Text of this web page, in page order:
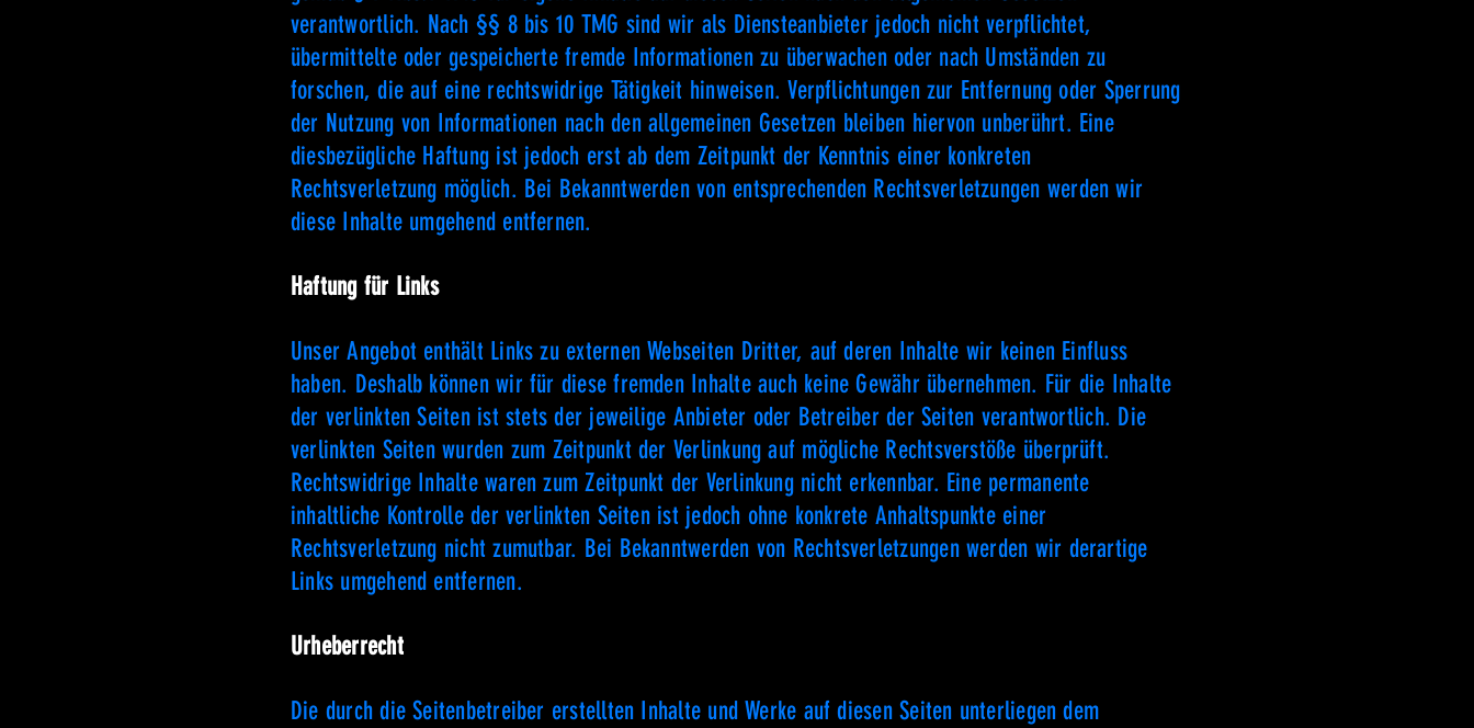
verantwortlich. Nach §§ 8 bis 10 TMG sind wir als Diensteanbieter jedoch nicht verpflichtet,
übermittelte oder gespeicherte fremde Informationen zu überwachen oder nach Umständen zu
forschen, die auf eine rechtswidrige Tätigkeit hinweisen. Verpflichtungen zur Entfernung oder Sperrung
der Nutzung von Informationen nach den allgemeinen Gesetzen bleiben hiervon unberührt. Eine
diesbezügliche Haftung ist jedoch erst ab dem Zeitpunkt der Kenntnis einer konkreten
Rechtsverletzung möglich. Bei Bekanntwerden von entsprechenden Rechtsverletzungen werden wir
diese Inhalte umgehend entfernen.
Haftung für Links
Unser Angebot enthält Links zu externen Webseiten Dritter, auf deren Inhalte wir keinen Einfluss
haben. Deshalb können wir für diese fremden Inhalte auch keine Gewähr übernehmen. Für die Inhalte
der verlinkten Seiten ist stets der jeweilige Anbieter oder Betreiber der Seiten verantwortlich. Die
verlinkten Seiten wurden zum Zeitpunkt der Verlinkung auf mögliche Rechtsverstöße überprüft.
Rechtswidrige Inhalte waren zum Zeitpunkt der Verlinkung nicht erkennbar. Eine permanente
inhaltliche Kontrolle der verlinkten Seiten ist jedoch ohne konkrete Anhaltspunkte einer
Rechtsverletzung nicht zumutbar. Bei Bekanntwerden von Rechtsverletzungen werden wir derartige
Links umgehend entfernen.
Urheberrecht
Die durch die Seitenbetreiber erstellten Inhalte und Werke auf diesen Seiten unterliegen dem